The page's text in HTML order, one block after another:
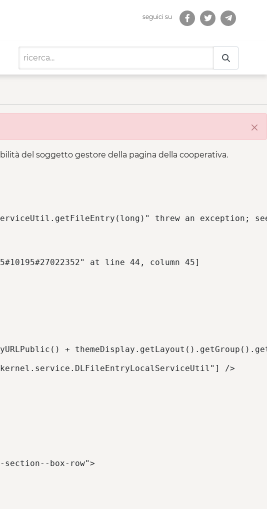
seguici su
del soggetto gestore della pagina della cooperativa.
threw an exception;
+
/>
section--box-row">